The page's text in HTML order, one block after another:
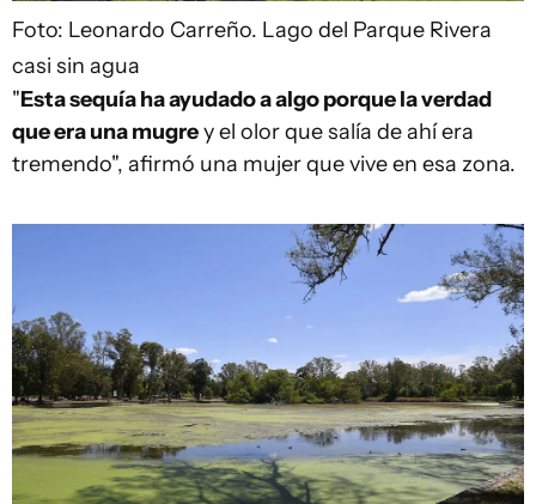
Foto: Leonardo Carreño. Lago del Parque Rivera
casi sin agua
"Esta sequía ha ayudado a algo porque la verdad
que era una mugrey el olor que salía de ahí era
tremendo", afirmó una mujer que vive en esa zona.